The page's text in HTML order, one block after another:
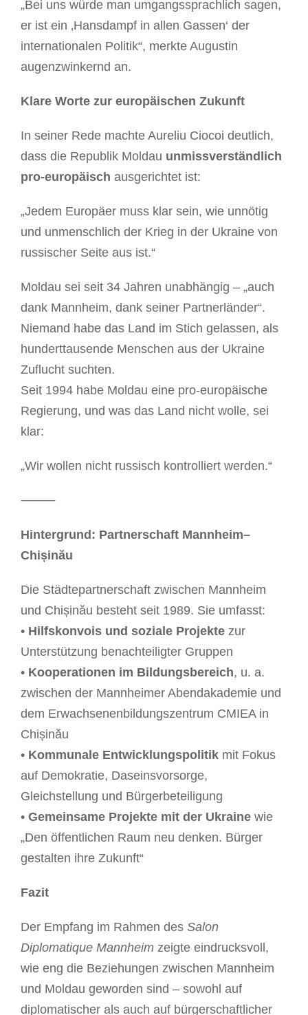
„Bei uns würde man umgangssprachlich sagen,
er ist ein ‚Hansdampf in allen Gassen‘ der
internationalen Politik“, merkte Augustin
augenzwinkernd an.
Klare Worte zur europäischen Zukunft
In seiner Rede machte Aureliu Ciocoi deutlich,
dass die Republik Moldau unmissverständlich
pro-europäisch ausgerichtet ist:
„Jedem Europäer muss klar sein, wie unnötig
und unmenschlich der Krieg in der Ukraine von
russischer Seite aus ist.“
Moldau sei seit 34 Jahren unabhängig – „auch
dank Mannheim, dank seiner Partnerländer“.
Niemand habe das Land im Stich gelassen, als
hunderttausende Menschen aus der Ukraine
Zuflucht suchten.
Seit 1994 habe Moldau eine pro-europäische
Regierung, und was das Land nicht wolle, sei
klar:
„Wir wollen nicht russisch kontrolliert werden.“
⸻
Hintergrund: Partnerschaft Mannheim–
Chișinău
Die Städtepartnerschaft zwischen Mannheim
und Chișinău besteht seit 1989. Sie umfasst:
• Hilfskonvois und soziale Projekte zur
Unterstützung benachteiligter Gruppen
• Kooperationen im Bildungsbereich, u. a.
zwischen der Mannheimer Abendakademie und
dem Erwachsenenbildungszentrum CMIEA in
Chișinău
• Kommunale Entwicklungspolitik mit Fokus
auf Demokratie, Daseinsvorsorge,
Gleichstellung und Bürgerbeteiligung
• Gemeinsame Projekte mit der Ukraine wie
„Den öffentlichen Raum neu denken. Bürger
gestalten ihre Zukunft“
Fazit
Der Empfang im Rahmen des Salon
Diplomatique Mannheim zeigte eindrucksvoll,
wie eng die Beziehungen zwischen Mannheim
und Moldau geworden sind – sowohl auf
diplomatischer als auch auf bürgerschaftlicher